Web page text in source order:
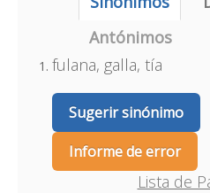
Antónimos
fulana, galla, tía
Sugerir sinónimo
Informe de error
Lista de